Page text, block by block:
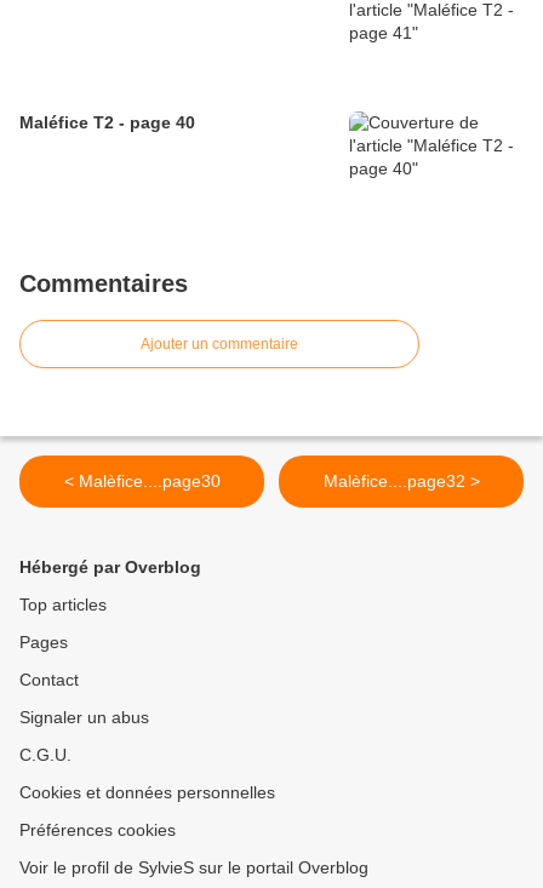
Maléfice T2 - page 40
Commentaires
Ajouter un commentaire
< Malèfice....page30 Malèfice....page32 >
Hébergé par Overblog
Top articles
Pages
Contact
Signaler un abus
C.G.U.
Cookies et données personnelles
Préférences cookies
Voir le profil de SylvieS sur le portail Overblog